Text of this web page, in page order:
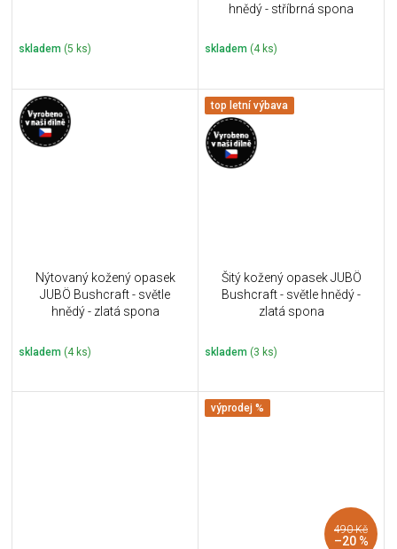
skladem (5 ks)
hnědý - stříbrná spona
skladem (4 ks)
Nýtovaný kožený opasek
JUBÖ Bushcraft - světle
hnědý - zlatá spona
skladem (4 ks)
top letní výbava
Šitý kožený opasek JUBÖ
Bushcraft - světle hnědý -
zlatá spona
skladem (3 ks)
výprodej %
490 Kč
–20 %